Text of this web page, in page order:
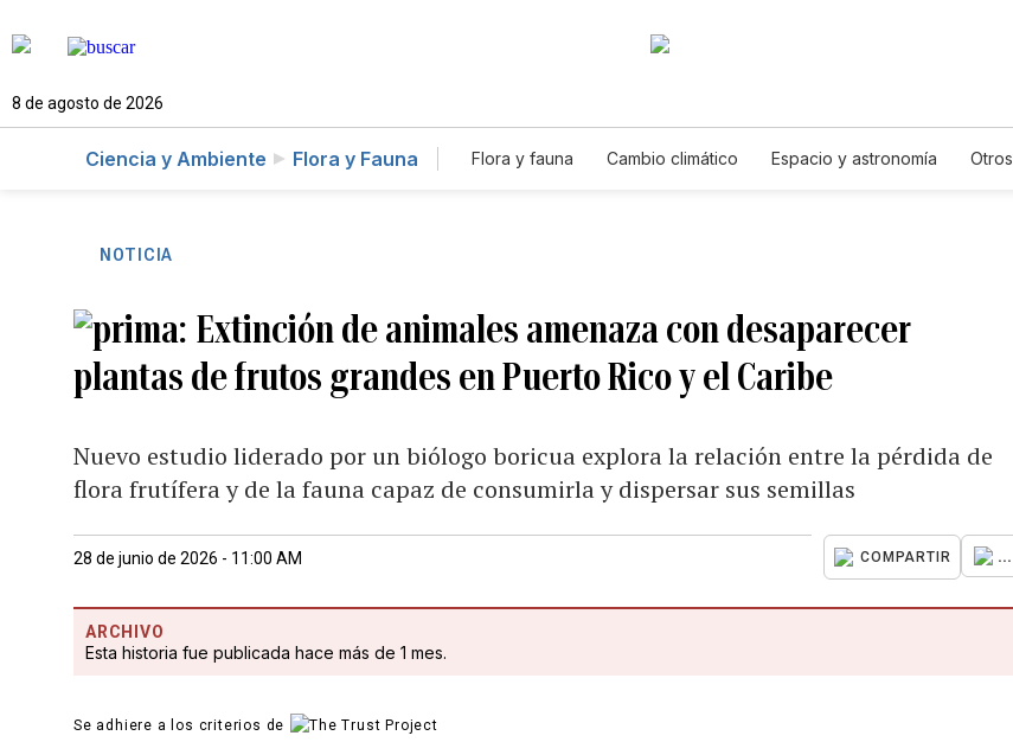
8 de agosto de 2026
Ciencia y Ambiente Flora y Fauna Flora y fauna Cambio climático Espacio y astronomía Otros
NOTICIA
Extinción de animales amenaza con desaparecer
plantas de frutos grandes en Puerto Rico y el Caribe
Nuevo estudio liderado por un biólogo boricua explora la relación entre la pérdida de
flora frutífera y de la fauna capaz de consumirla y dispersar sus semillas
28 de junio de 2026 - 11:00 AM COMPARTIR ...
ARCHIVO
Esta historia fue publicada hace más de 1 mes.
Se adhiere a los criterios de